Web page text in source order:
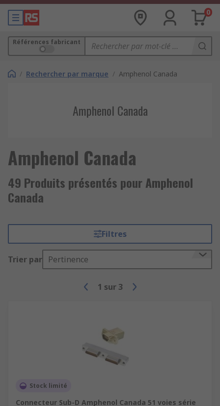
0
Références fabricant
/ Rechercher par marque / Amphenol Canada
Amphenol Canada
Amphenol Canada
49 Produits présentés pour Amphenol
Canada
Filtres
Trier par Pertinence
1 sur 3
Stock limité
Connecteur Sub-D Amphenol Canada 51 voies série